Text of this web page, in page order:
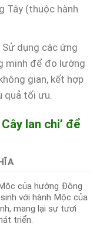
Tây (thuộc hành
Sử dụng các ứng
minh để đo lường
gian, kết hợp
quả tối ưu.
lan chi’ để
của hướng Đông
với hành Mộc của
mang lại sự tươi
triển.